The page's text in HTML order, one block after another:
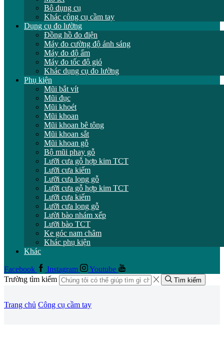
Bộ dụng cụ
Khác công cụ cầm tay
Dụng cụ đo lường
Đồng hồ đo điện
Máy đo cường độ ánh sáng
Máy đo độ ẩm
Máy đo tốc độ gió
Khác dụng cụ đo lường
Phụ kiện
Mũi bắt vít
Mũi đục
Mũi khoét
Mũi khoan
Mũi khoan bê tông
Mũi khoan sắt
Mũi khoan gỗ
Bộ mũi phay gỗ
Lưỡi cưa gỗ hợp kim TCT
Lưỡi cưa kiếm
Lưỡi cưa lọng gỗ
Lưỡi cưa gỗ hợp kim TCT
Lưỡi cưa kiếm
Lưỡi cưa lọng gỗ
Lười bào nhám xếp
Lưỡi bào TCT
Ke góc nam châm
Khác phụ kiện
Khác
Facebook Instagram
Youtube
Trường tìm kiếm
Tìm kiếm
Trang chủ Công cụ cầm tay